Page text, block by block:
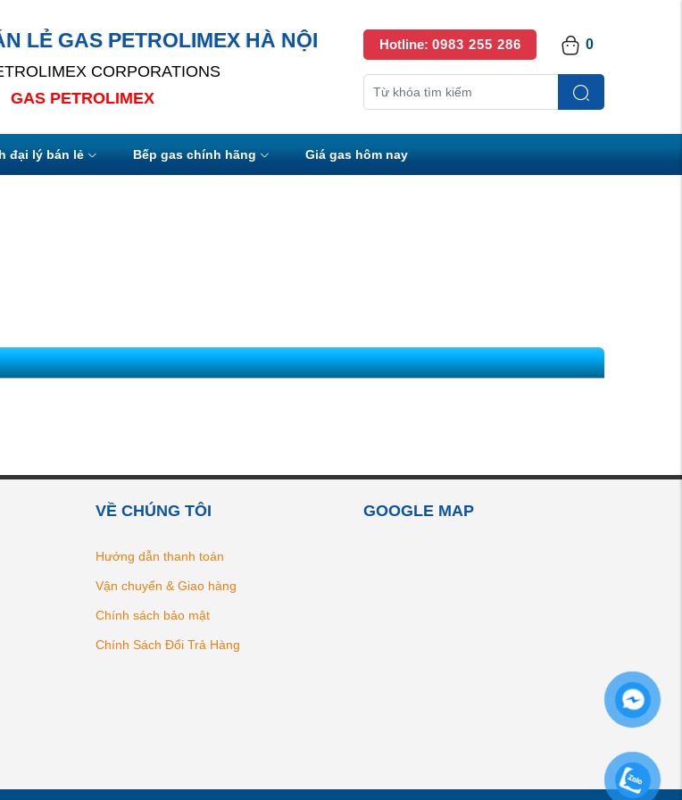
LẺ GAS PETROLIMEX HÀ NỘI
CORPORATIONS
GAS PETROLIMEX
Hotline: 0983 255 286 0
đại lý bán lẻ Bếp gas chính hãng Giá gas hôm nay
VỀ CHÚNG TÔI
Hướng dẫn thanh toán
Vận chuyển & Giao hàng
Chính sách bảo mật
Chính Sách Đổi Trả Hàng
GOOGLE MAP